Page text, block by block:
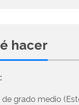
hacer
grado medio